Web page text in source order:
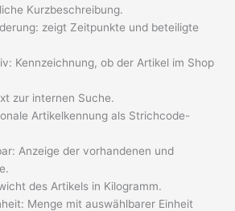
Kurzbeschreibung.
zeigt Zeitpunkte und beteiligte
Kennzeichnung, ob der Artikel im Shop
zur internen Suche.
Artikelkennung als Strichcode-
Anzeige der vorhandenen und
des Artikels in Kilogramm.
Menge mit auswählbarer Einheit